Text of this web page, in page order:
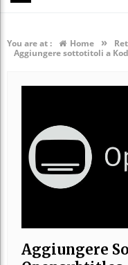
You are at : Home »
Aggiungere sottotitoli a
Aggiungere